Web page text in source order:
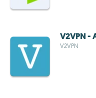
V2VPN -
V2VPN